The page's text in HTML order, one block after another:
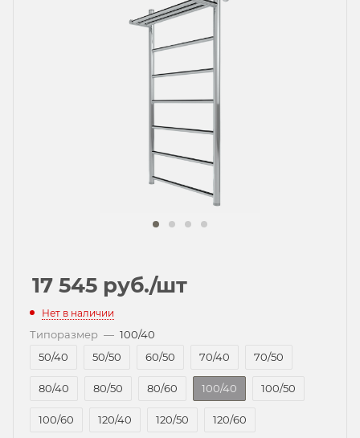
17 545 руб./шт
Нет в наличии
Типоразмер — 100/40
50/40
50/50 60/50 70/40 70/50
80/40 80/50 80/60 100/40 100/50
100/60 120/40 120/50 120/60